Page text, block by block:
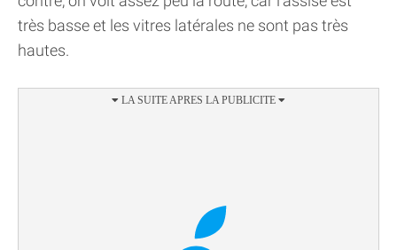
très basse et les vitres latérales ne sont pas très
hautes.